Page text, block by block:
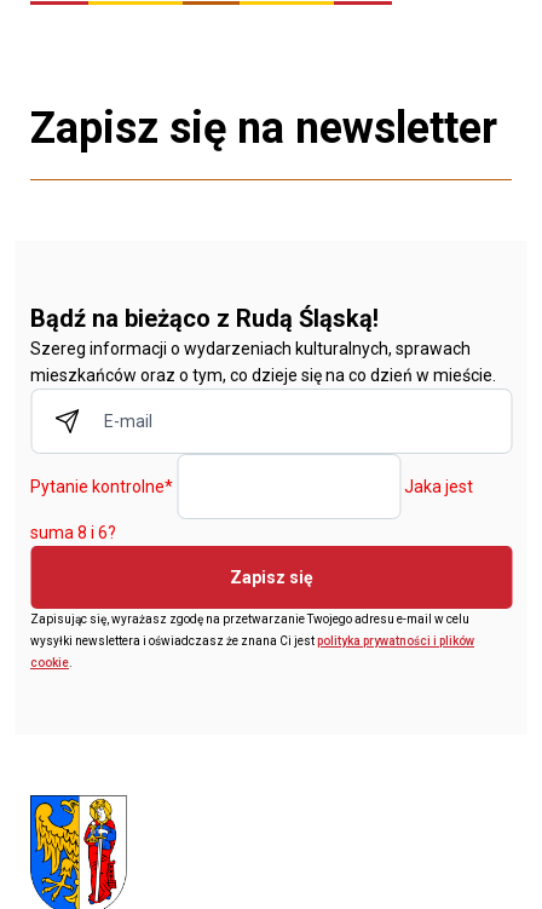
Zapisz się na newsletter
Bądź na bieżąco z Rudą Śląską!
Szereg informacji o wydarzeniach kulturalnych, sprawach
mieszkańców oraz o tym, co dzieje się na co dzień w mieście.
Pytanie kontrolne* Jaka jest
suma 8 i 6?
Zapisz się
Zapisując się, wyrażasz zgodę na przetwarzanie Twojego adresu e-mail w celu
wysyłki newslettera i oświadczasz że znana Ci jestpolityka prywatności i plików
cookie